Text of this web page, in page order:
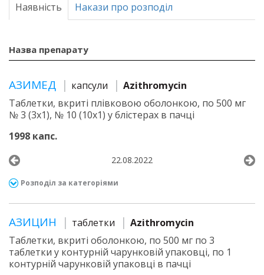
Наявність Накази про розподіл
Назва препарату
АЗИМЕД капсули
Azithromycin
Таблетки, вкриті плівковою оболонкою, по 500 мг
№ 3 (3х1), № 10 (10х1) у блістерах в пачці
1998 капс.
22.08.2022
Розподіл за категоріями
АЗИЦИН таблетки
Azithromycin
Таблетки, вкриті оболонкою, по 500 мг по 3
таблетки у контурній чарунковій упаковці, по 1
контурній чарунковій упаковці в пачці